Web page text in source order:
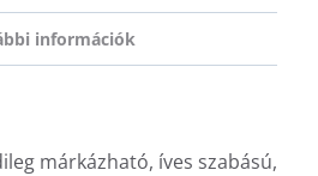
információk
márkázható, íves szabású,